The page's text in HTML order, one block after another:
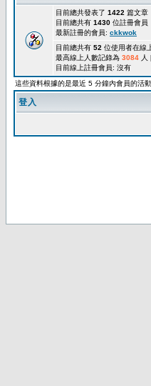
目前總共發表了 1422 篇文章
目前總共有 1430 位註冊會員
最新註冊的會員: ckkwok
目前總共有 52 位使用者在線
最高線上人數記錄為 3084 人
目前線上註冊會員: 沒有
這些資料根據的是最近 5 分鐘內會員的活
登入